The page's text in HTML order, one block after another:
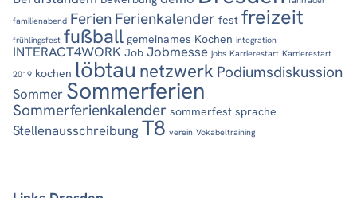
familienabend Ferien Ferienkalender fest freizeit
frühlingsfest fußball gemeinames Kochen integration
INTERACT4WORK Job Jobmesse jobs Karrierestart Karrierestart
2019 kochen löbtau netzwerk Podiumsdiskussion
Sommer Sommerferien
Sommerferienkalender sommerfest sprache
Stellenausschreibung T8 verein Vokabeltraining